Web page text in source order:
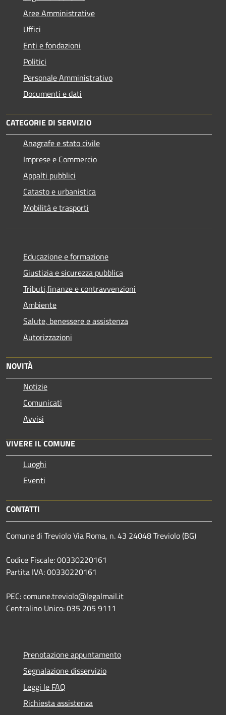
Aree Amministrative
Uffici
Enti e fondazioni
Politici
Personale Amministrativo
Documenti e dati
CATEGORIE DI SERVIZIO
Anagrafe e stato civile
Imprese e Commercio
Appalti pubblici
Catasto e urbanistica
Mobilità e trasporti
Educazione e formazione
Giustizia e sicurezza pubblica
Tributi,finanze e contravvenzioni
Ambiente
Salute, benessere e assistenza
Autorizzazioni
NOVITÀ
Notizie
Comunicati
Avvisi
VIVERE IL COMUNE
Luoghi
Eventi
CONTATTI
Comune di Treviolo Via Roma, n. 43 24048 Treviolo (BG)
Codice Fiscale: 00330220161
Partita IVA: 00330220161
PEC: comune.treviolo@legalmail.it
Centralino Unico:035 205 9111
Prenotazione appuntamento
Segnalazione disservizio
Leggi le FAQ
Richiesta assistenza